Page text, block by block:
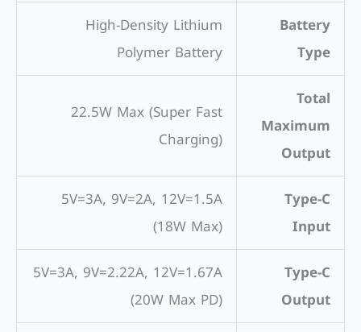
Battery
Type
High-Density Lithium
Polymer Battery
Total
Maximum
Output
22.5W Max (Super Fast
Charging)
Type-C
Input
5V=3A, 9V=2A, 12V=1.5A
(18W Max)
Type-C
Output
5V=3A, 9V=2.22A, 12V=1.67A
(20W Max PD)